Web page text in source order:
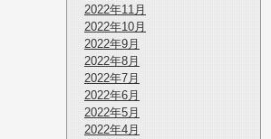
2022年11月
2022年10月
2022年9月
2022年8月
2022年7月
2022年6月
2022年5月
2022年4月